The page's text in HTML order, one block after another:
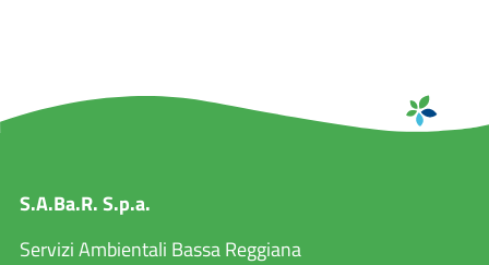
S.A.Ba.R. S.p.a.
Servizi Ambientali Bassa Reggiana